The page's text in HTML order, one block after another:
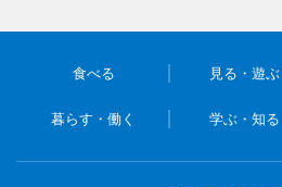
食べる 見る・遊ぶ
暮らす・働く 学ぶ・知る